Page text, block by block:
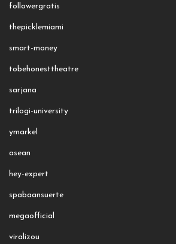
followergratis
thepicklemiami
smart-money
tobehonesttheatre
sarjana
trilogi-university
ymarkel
asean
hey-expert
spabaansuerte
megaofficial
viralizou